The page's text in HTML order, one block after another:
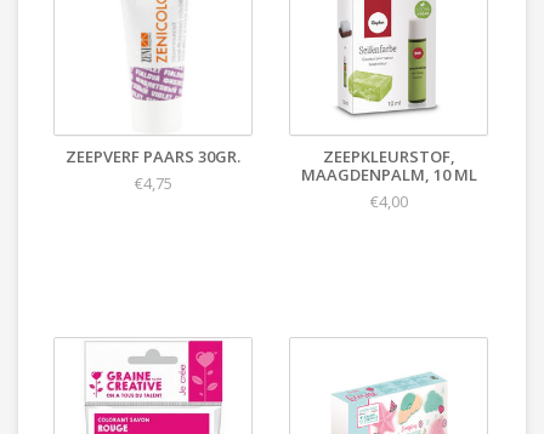
ZEEPVERF PAARS 30GR.
€4,75
ZEEPKLEURSTOF,
MAAGDENPALM, 10 ML
€4,00